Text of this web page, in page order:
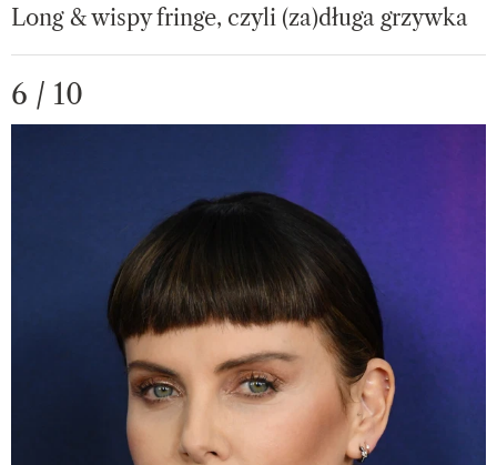
Long & wispy fringe, czyli (za)długa grzywka
6 / 10